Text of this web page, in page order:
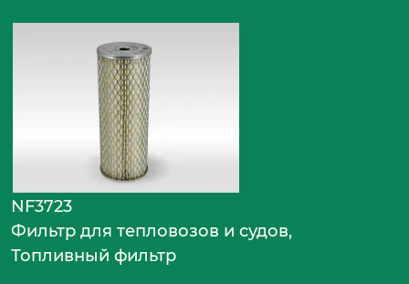
NF3723
Фильтр для тепловозов и судов,
Топливный фильтр